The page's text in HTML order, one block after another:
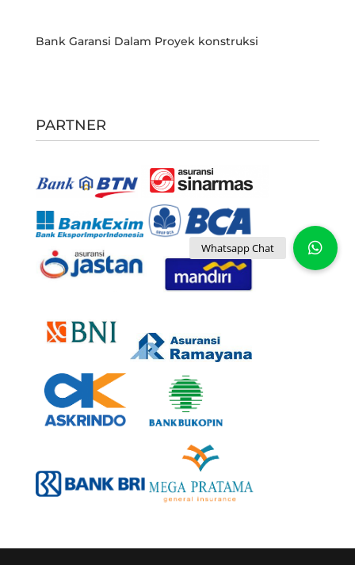
Bank Garansi Dalam Proyek konstruksi
PARTNER